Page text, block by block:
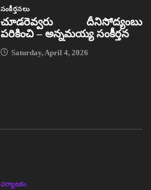
సంకీర్తనలు
చూడరెవ్వరు దీనిసోద్యంబు
పరికించి – అన్నమయ్య సంకీర్తన
Saturday, April 4, 2026
పర్యాటకం